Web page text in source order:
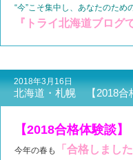
“今”こそ集中し、あなたのた
『トライ北海道ブロ
2018年3月16日
北海道・札幌 【2018
【2018合格体験談】
今年の春も 「合格しました